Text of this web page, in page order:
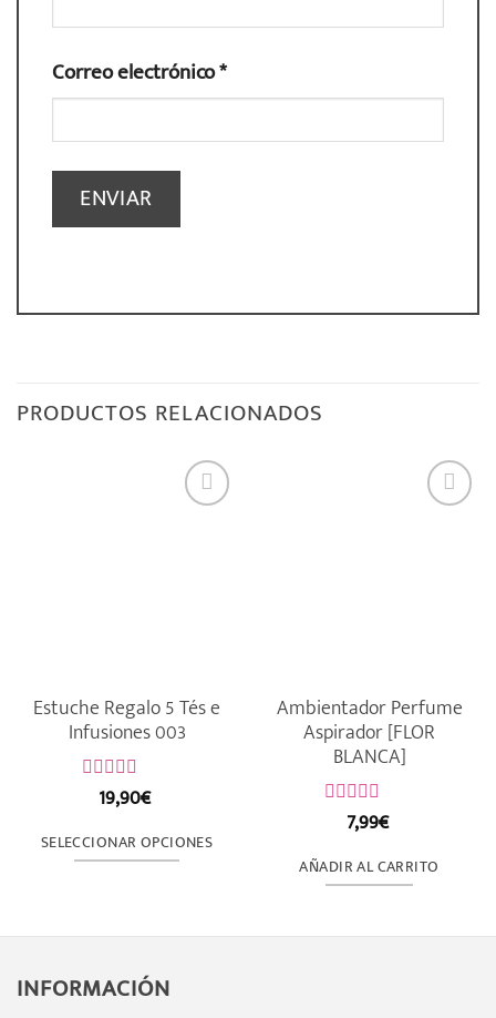
Correo electrónico*
PRODUCTOS RELACIONADOS
Estuche Regalo 5 Tés e
Infusiones 003
Valorado
de
5
19,90€
SELECCIONAR OPCIONES
tiene
múltiples
variantes.
Ambientador Perfume
Aspirador [FLOR
BLANCA]
Valorado
con
de
5
7,99€
AÑADIR AL CARRITO
INFORMACIÓN